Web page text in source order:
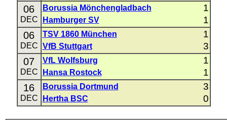
06
DEC
Borussia Mönchengladbach 1
Hamburger SV 1
06
DEC
TSV 1860 München 1
VfB Stuttgart 3
07
DEC
VfL Wolfsburg 1
Hansa Rostock 1
16
DEC
Borussia Dortmund 3
Hertha BSC 0